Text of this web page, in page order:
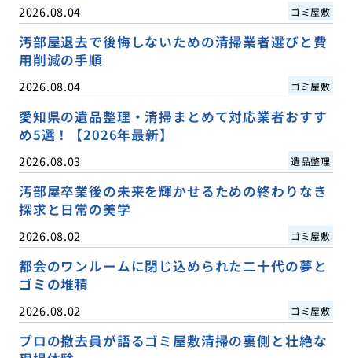
2026.08.04 ゴミ屋敷
汚部屋退去で後悔しないための清掃業者選びと費
用削減の手順
2026.08.04 ゴミ屋敷
愛知県の遺品整理・清掃まとめて対応業者おすす
め5選！【2026年最新】
2026.08.03 遺品整理
汚部屋卒業後の未来を輝かせるための終わりなき
探求と日常の美学
2026.08.02 ゴミ屋敷
都会のワンルームに閉じ込められた二十代の夢と
ゴミの堆積
2026.08.02 ゴミ屋敷
プロの撤去員が語るゴミ屋敷清掃の裏側と壮絶な